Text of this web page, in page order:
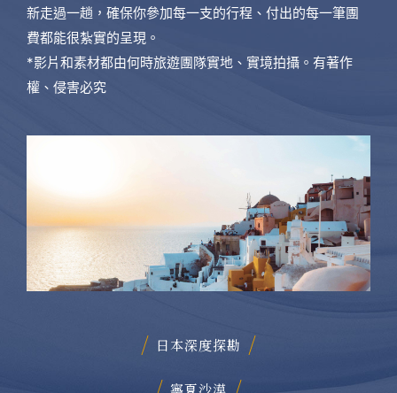
新走過一趟，確保你參加每一支的行程、付出的每一筆團
費都能很紮實的呈現。
*影片和素材都由何時旅遊團隊實地、實境拍攝。有著作
權、侵害必究